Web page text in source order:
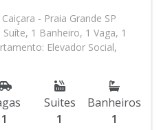
- Praia Grande SP
1 Banheiro, 1 Vaga, 1
Elevador Social,
Portão Automático,
Gás Encanado,
com Raia, Sauna, Salão de
Espaço Kids, Garage Band,
Churrasqueira
1
Suites
1
Banheiros
1